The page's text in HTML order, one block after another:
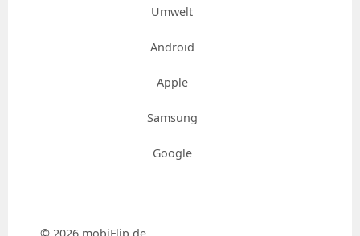
Umwelt
Android
Apple
Samsung
Google